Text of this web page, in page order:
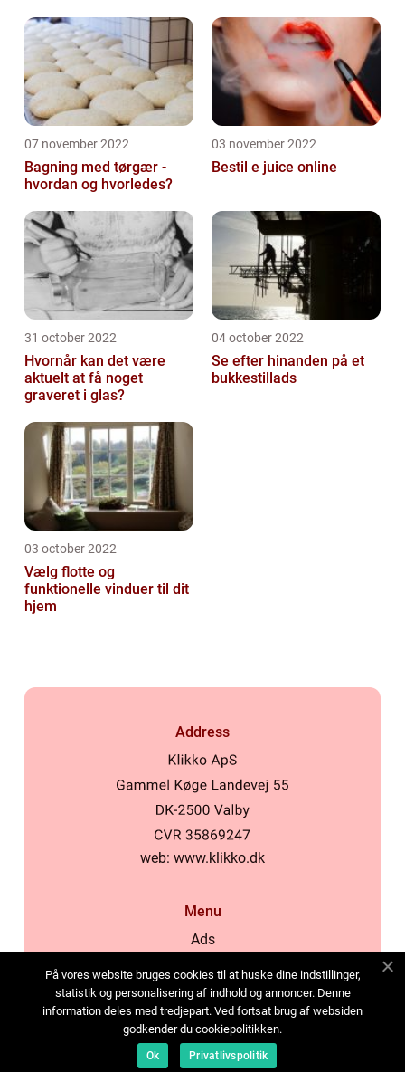
07 november 2022
Bagning med tørgær -
hvordan og hvorledes?
03 november 2022
Bestil e juice online
31 october 2022
Hvornår kan det være
aktuelt at få noget
graveret i glas?
04 october 2022
Se efter hinanden på et
bukkestillads
03 october 2022
Vælg flotte og
funktionelle vinduer til dit
hjem
Address
web: www.klikko.dk
Menu
Ads
Cookies
Contact
Sitemap
På vores website bruges cookies til at huske dine indstillinger,
statistik og personalisering af indhold og annoncer. Denne
information deles med tredjepart. Ved fortsat brug af websiden
godkender du cookiepolitikken.
Ok Privatlivspolitik